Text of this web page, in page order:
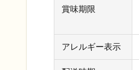
賞味期限
アレルギー表示